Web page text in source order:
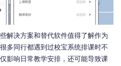
解决方案和替代软件值得了解作为
多同行都遇到过校宝系统排课时不
影响日常教学安排，还可能导致课